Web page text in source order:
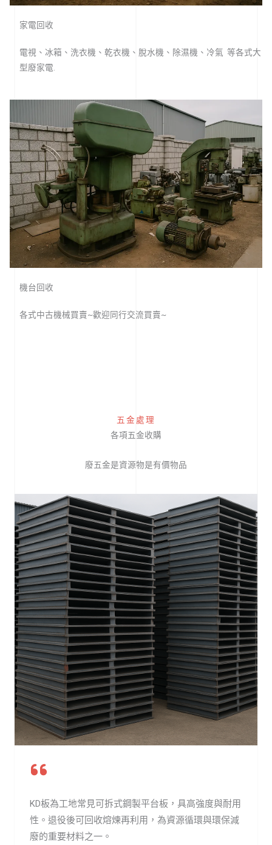
家電回收
電視、冰箱、洗衣機、乾衣機、脫水機、除濕機、冷氣 等各式大
型廢家電.
機台回收
各式中古機械買賣~歡迎同行交流買賣~
五金處理
各項五金收購
廢五金是資源物是有價物品
KD板為工地常見可拆式鋼製平台板，具高強度與耐用
性。退役後可回收熔煉再利用，為資源循環與環保減
廢的重要材料之一。